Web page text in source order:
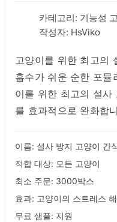
카테고리: 기능성
작성자: HsViko
고양이를 위한 최고의
흡수가 쉬운 순한 포뮬
이를 위한 최고의 설사
를 효과적으로 완화합
이름: 설사 방지 고양이 간
적합 대상: 모든 고양이
최소 주문: 3000박스
효과: 고양이의 스트레스
무료 샘플: 지원